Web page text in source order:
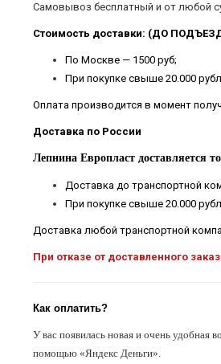
Самовывоз бесплатный и от любой
Стоимость доставки: (ДО
По Москве — 1500 руб;
При покупке свыше 20.000
Оплата производится в момент
Доставка по России
Лепнина Европласт доставляется
Доставка до транспортной
При покупке свыше 20.000
Доставка любой транспортной
При отказе от доставленного
Как оплатить?
У вас появилась новая и очень удобная
помощью «Яндекс Деньги».